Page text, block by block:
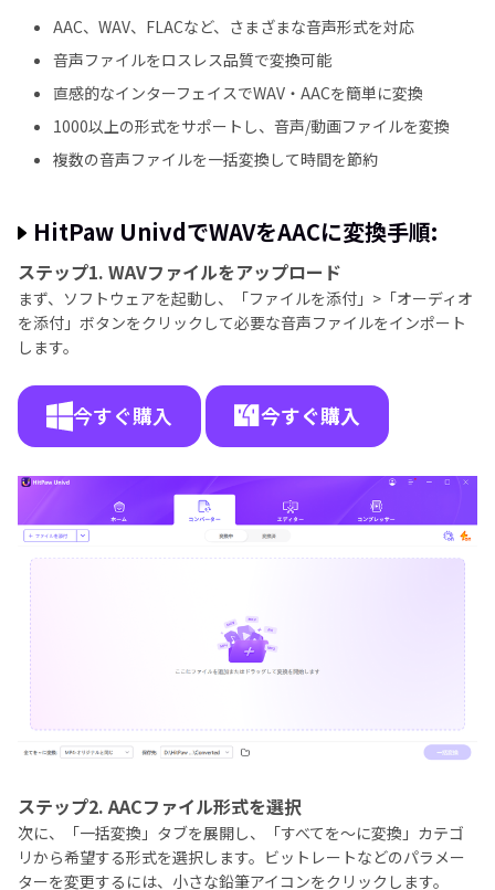
AAC、WAV、FLACなど、さまざまな音声形式を対応
音声ファイルをロスレス品質で変換可能
直感的なインターフェイスでWAV・AACを簡単に変換
1000以上の形式をサポートし、音声/動画ファイルを変換
複数の音声ファイルを一括変換して時間を節約
HitPaw UnivdでWAVをAACに変換手順:
ステップ1. WAVファイルをアップロード
まず、ソフトウェアを起動し、「ファイルを添付」>「オーディオ
を添付」ボタンをクリックして必要な音声ファイルをインポート
します。
今すぐ購入 今すぐ購入
ステップ2. AACファイル形式を選択
次に、「一括変換」タブを展開し、「すべてを～に変換」カテゴ
リから希望する形式を選択します。ビットレートなどのパラメー
ターを変更するには、小さな鉛筆アイコンをクリックします。